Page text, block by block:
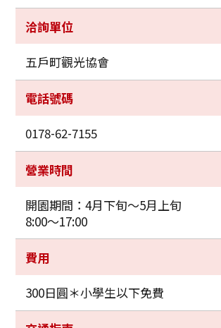
洽詢單位
五戶町觀光協會
電話號碼
0178-62-7155
營業時間
開園期間：4月下旬～5月上旬
8:00～17:00
費用
300日圓＊小學生以下免費